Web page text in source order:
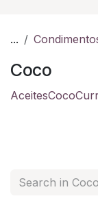
...
Coco
AceitesCoco